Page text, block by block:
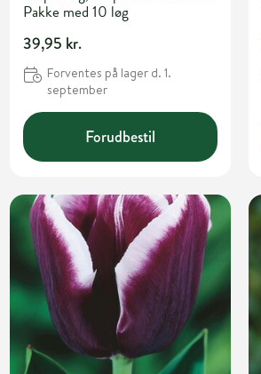
Pakke med 10 løg
39,95 kr.
Forventes på lager d. 1.
september
Forudbestil